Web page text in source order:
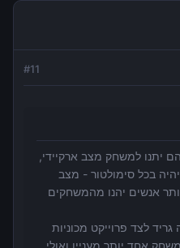
#11
יתנו למשחק מצב ארקיידי,
בכל סימולטור - מצב
אנשים יהנו מהמשחקים
גריד לצד פרוייקט מכוניות
אחד יותר מעניין ואולי